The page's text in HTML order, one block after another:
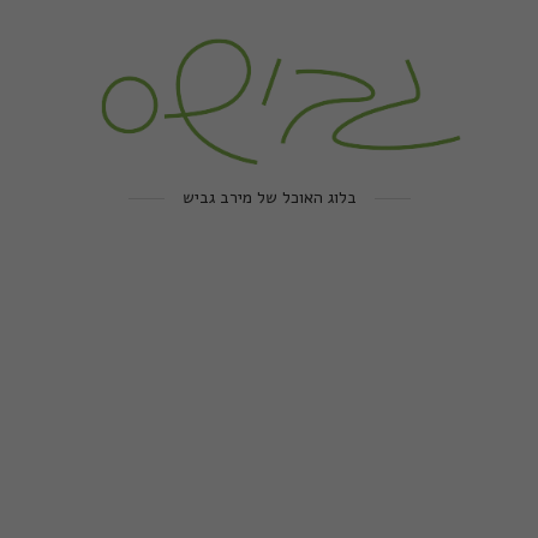
בלוג האוכל של מירב גביש